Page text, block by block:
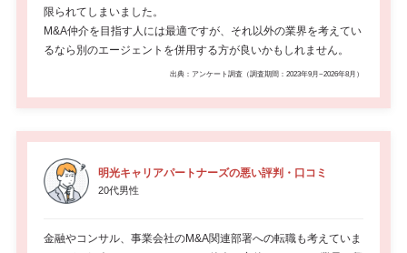
限られてしまいました。
M&A仲介を目指す人には最適ですが、それ以外の業界を考えてい
るなら別のエージェントを併用する方が良いかもしれません。
出典：アンケート調査（調査期間：2023年9月~2026年8月）
明光キャリアパートナーズの悪い評判・口コミ
20代男性
金融やコンサル、事業会社のM&A関連部署への転職も考えていま